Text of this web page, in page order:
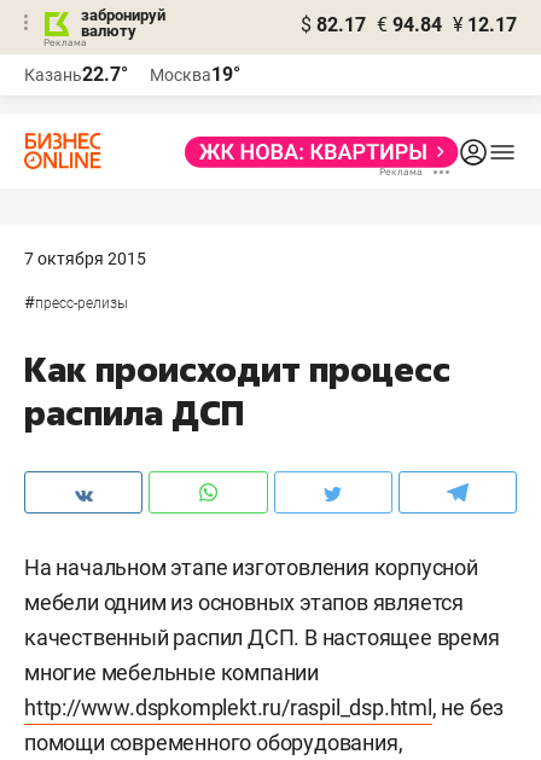
забронируй
валюту
$ 82.17 € 94.84 ¥ 12.17
Казань22.7° Москва19°
7 октября 2015
#пресс-релизы
Как происходит процесс
распила ДСП
На начальном этапе изготовления корпусной
мебели одним из основных этапов является
качественный распил ДСП. В настоящее время
многие мебельные компании
http://www.dspkomplekt.ru/raspil_dsp.html , не без
помощи современного оборудования,